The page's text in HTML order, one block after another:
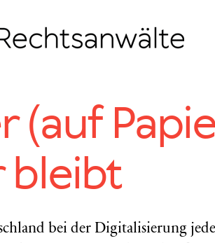
(auf
bleibt
bei der Digitalisierung